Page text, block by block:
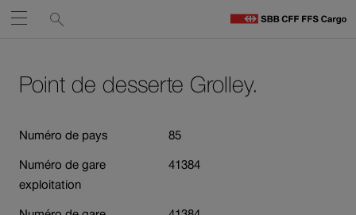
sur
contact
Liens
Ouvrir
Point de desserte Grolley.
Numéro de pays 85
Numéro de gare
exploitation
41384